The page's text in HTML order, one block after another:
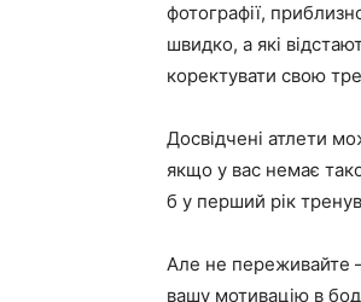
фотографії,
швидко, а які
коректувати свою
Досвідчені атлети
якщо у вас немає
б у перший рік
Але не переживайте
вашу мотивацію в